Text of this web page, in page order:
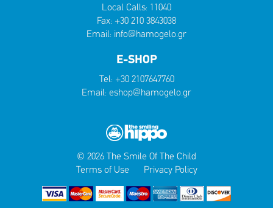
Local Calls: 11040
Fax: +30 210 3843038
Email: info@hamogelo.gr
E-SHOP
Tel: +30 2107647760
Email: eshop@hamogelo.gr
© 2026 The Smile Of The Child
Terms of Use
Privacy Policy